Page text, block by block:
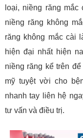
loại, niềng răng
niềng răng không
răng không mắc cài
hiện đại nhất hiện
niềng răng kể trên
mỹ tuyệt vời cho
nhanh tay liên hệ
tư vấn và điều trị.